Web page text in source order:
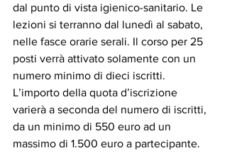
dal punto di vista igienico-sanitario. Le
lezioni si terranno dal lunedì al sabato,
nelle fasce orarie serali. Il corso per 25
posti verrà attivato solamente con un
numero minimo di dieci iscritti.
L’importo della quota d’iscrizione
varierà a seconda del numero di iscritti,
da un minimo di 550 euro ad un
massimo di 1.500 euro a partecipante.